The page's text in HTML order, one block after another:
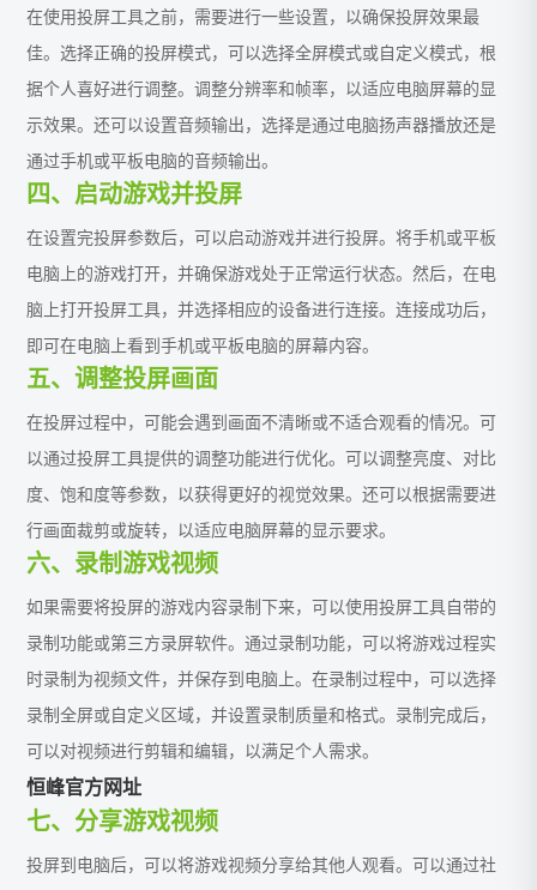
在使用投屏工具之前，需要进行一些设置，以确保投屏效果最
佳。选择正确的投屏模式，可以选择全屏模式或自定义模式，根
据个人喜好进行调整。调整分辨率和帧率，以适应电脑屏幕的显
示效果。还可以设置音频输出，选择是通过电脑扬声器播放还是
通过手机或平板电脑的音频输出。
四、启动游戏并投屏
在设置完投屏参数后，可以启动游戏并进行投屏。将手机或平板
电脑上的游戏打开，并确保游戏处于正常运行状态。然后，在电
脑上打开投屏工具，并选择相应的设备进行连接。连接成功后，
即可在电脑上看到手机或平板电脑的屏幕内容。
五、调整投屏画面
在投屏过程中，可能会遇到画面不清晰或不适合观看的情况。可
以通过投屏工具提供的调整功能进行优化。可以调整亮度、对比
度、饱和度等参数，以获得更好的视觉效果。还可以根据需要进
行画面裁剪或旋转，以适应电脑屏幕的显示要求。
六、录制游戏视频
如果需要将投屏的游戏内容录制下来，可以使用投屏工具自带的
录制功能或第三方录屏软件。通过录制功能，可以将游戏过程实
时录制为视频文件，并保存到电脑上。在录制过程中，可以选择
录制全屏或自定义区域，并设置录制质量和格式。录制完成后，
可以对视频进行剪辑和编辑，以满足个人需求。
恒峰官方网址
七、分享游戏视频
投屏到电脑后，可以将游戏视频分享给其他人观看。可以通过社